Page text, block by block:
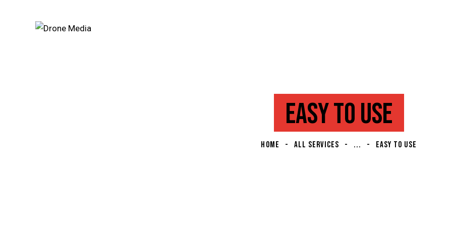
EASY TO USE
HOME ALL SERVICES ... EASY TO USE